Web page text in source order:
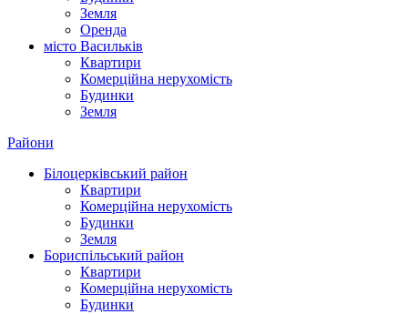
Земля
Оренда
місто Василькiв
Квартири
Комерційна нерухомість
Будинки
Земля
Райони
Білоцерківський район
Квартири
Комерційна нерухомість
Будинки
Земля
Бориспільський район
Квартири
Комерційна нерухомість
Будинки